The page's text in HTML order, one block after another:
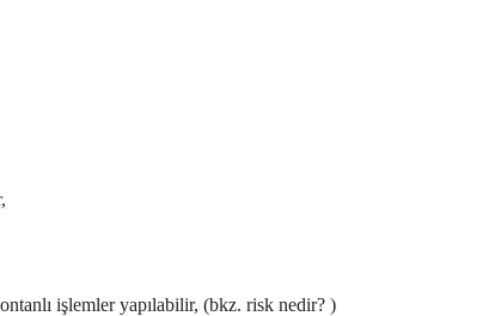
işlemler yapılabilir, (bkz. risk nedir? )